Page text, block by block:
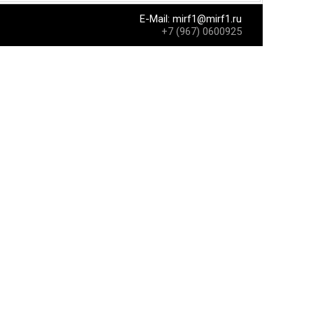
E-Mail: mirf1@mirf1.ru
+7 (967) 0600925